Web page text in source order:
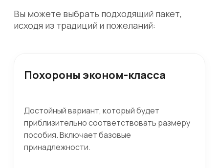
Вы можете выбрать подходящий пакет,
исходя из традиций и пожеланий:
Похороны эконом-класса
Достойный вариант, который будет
приблизительно соответствовать размеру
пособия. Включает базовые
принадлежности.